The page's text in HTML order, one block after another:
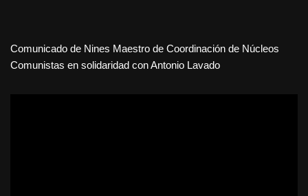
Comunicado de Nines Maestro de Coordinación de Núcleos
Comunistas en solidaridad con Antonio Lavado